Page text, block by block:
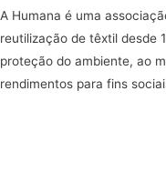
A Humana é uma
reutilização de têxtil desde
proteção do ambiente, ao
rendimentos para fins